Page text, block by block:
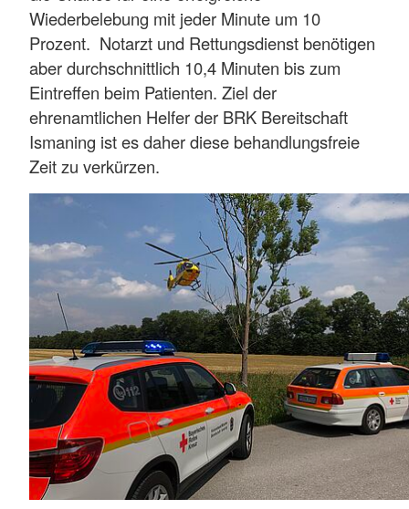
Wiederbelebung mit jeder Minute um 10
Prozent. Notarzt und Rettungsdienst benötigen
aber durchschnittlich 10,4 Minuten bis zum
Eintreffen beim Patienten. Ziel der
ehrenamtlichen Helfer der BRK Bereitschaft
Ismaning ist es daher diese behandlungsfreie
Zeit zu verkürzen.